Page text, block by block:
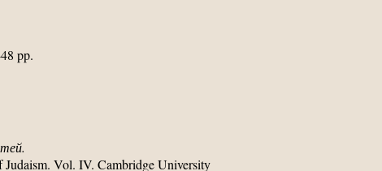
pp.
Vol. IV. Cambridge University